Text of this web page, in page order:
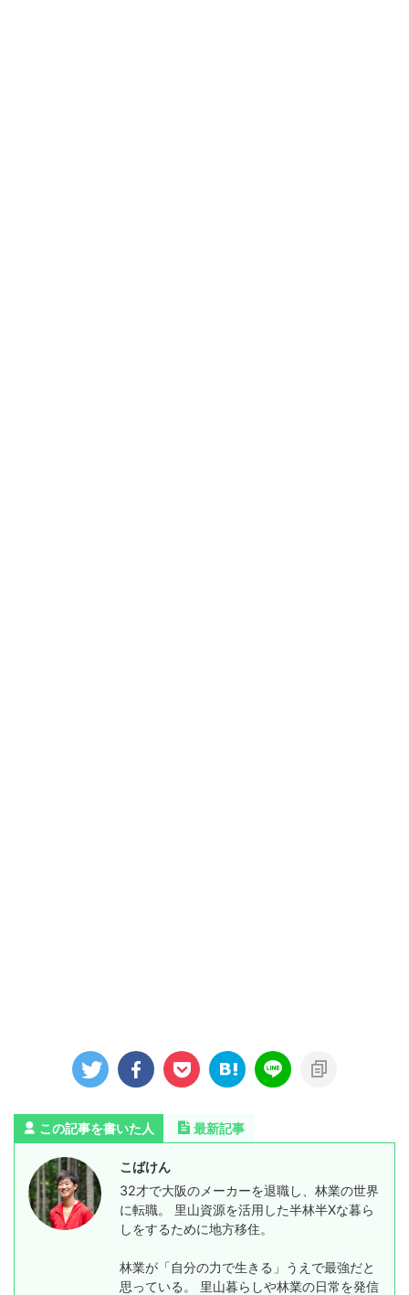
この記事を書いた人 最新記事
こばけん
32才で大阪のメーカーを退職し、林業の世界
に転職。 里山資源を活用した半林半Xな暮ら
しをするために地方移住。
林業が「自分の力で生きる」うえで最強だと
思っている。 里山暮らしや林業の日常を発信